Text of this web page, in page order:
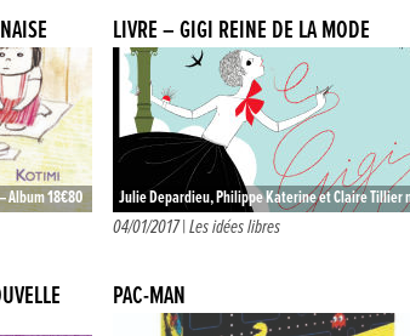
Album 18€80
la petite…
LIVRE – GIGI REINE DE LA MODE
Julie Depardieu, Philippe Katerine et Claire Tillier
livrent ici l’histoire de Gigi, la jeune et talentueuse
04/01/2017 |Les idées libres
PAC-MAN